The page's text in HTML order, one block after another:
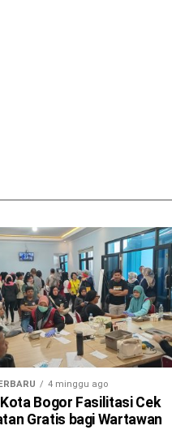
4 minggu ago
Kota Bogor Fasilitasi Cek
Gratis bagi Wartawan